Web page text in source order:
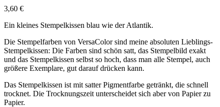
3,60 €
Ein kleines Stempelkissen blau wie der Atlantik.
Die Stempelfarben von VersaColor sind meine absoluten Lieblings-
Stempelkissen: Die Farben sind schön satt, das Stempelbild exakt
und das Stempelkissen selbst so hoch, dass man alle Stempel, auch
größere Exemplare, gut darauf drücken kann.
Das Stempelkissen ist mit satter Pigmentfarbe getränkt, die schnell
trocknet. Die Trocknungszeit unterscheidet sich aber von Papier zu
Papier.